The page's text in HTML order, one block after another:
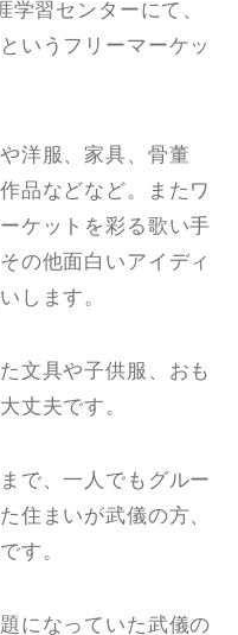
習センターにて、
いうフリーマーケッ
洋服、家具、骨董
品などなど。またワ
ケットを彩る歌い手
の他面白いアイディ
します。
文具や子供服、おも
丈夫です。
で、一人でもグルー
住まいが武儀の方、
す。
になっていた武儀の